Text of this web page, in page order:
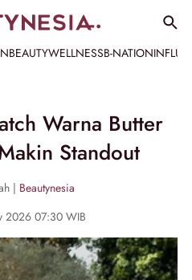
BEAUTYWELLNESSB-NATION
Warna Butter
Standout
| Beautynesia
2026 07:30 WIB